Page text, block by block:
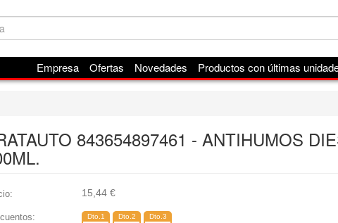
Empresa Ofertas Novedades Productos con últimas
843654897461 - ANTIHUMOS
15,44 €
Dto.1 Dto.2 Dto.3